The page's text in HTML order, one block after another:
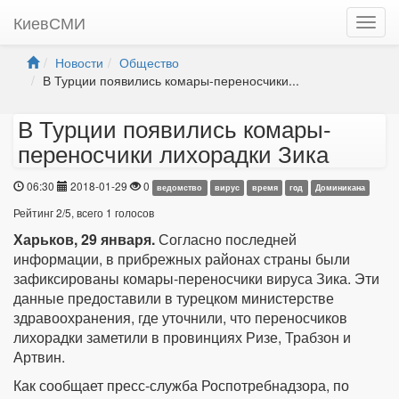
КиевСМИ
Новости
Общество
В Турции появились комары-переносчики...
В Турции появились комары-
переносчики лихорадки Зика
06:30 2018-01-29 0 ведомство вирус время гoд Доминикана
Рейтинг2/5, всего 1 голосов
Харьков, 29 января.Согласно последней
информации, в прибрежных районах страны были
зафиксированы комары-переносчики вируса Зика. Эти
данные предоставили в турецком министерстве
здравоохранения, где уточнили, что переносчиков
лихорадки заметили в провинциях Ризе, Трабзон и
Артвин.
Как сообщает пресс-служба Роспотребнадзора, по